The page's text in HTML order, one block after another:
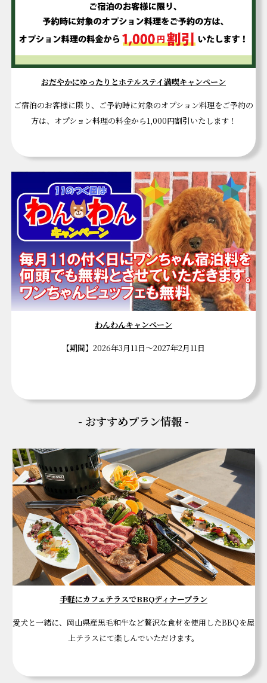
おだやかにゆったりとホテルステイ満喫キャンペーン
ご宿泊のお客様に限り、ご予約時に対象のオプション料理をご予約の
方は、オプション料理の料金から1,000円割引いたします！
わんわんキャンペーン
【期間】2026年3月11日～2027年2月11日
- おすすめプラン情報 -
手軽にカフェテラスでBBQディナープラン
愛犬と一緒に、岡山県産黒毛和牛など贅沢な食材を使用したBBQを屋
上テラスにて楽しんでいただけます。